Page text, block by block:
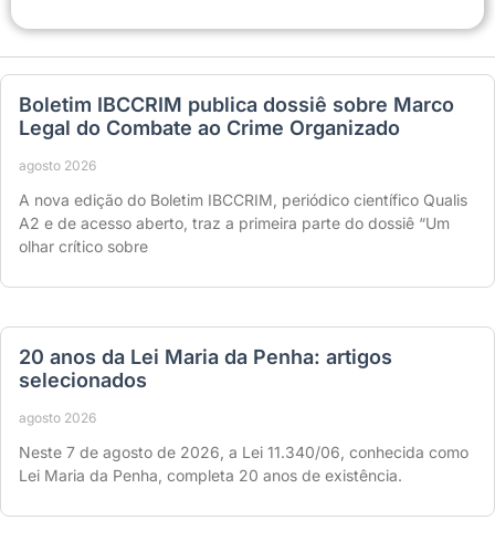
Boletim IBCCRIM publica dossiê sobre Marco
Legal do Combate ao Crime Organizado
agosto 2026
A nova edição do Boletim IBCCRIM, periódico científico Qualis
A2 e de acesso aberto, traz a primeira parte do dossiê “Um
olhar crítico sobre
20 anos da Lei Maria da Penha: artigos
selecionados
agosto 2026
Neste 7 de agosto de 2026, a Lei 11.340/06, conhecida como
Lei Maria da Penha, completa 20 anos de existência.